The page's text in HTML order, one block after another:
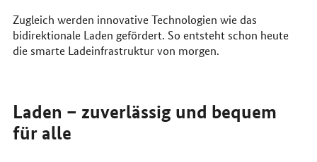
Zugleich werden innovative Technologien wie das
bidirektionale Laden gefördert. So entsteht schon heute
die smarte Ladeinfrastruktur von morgen.
Laden – zuverlässig und bequem
für alle